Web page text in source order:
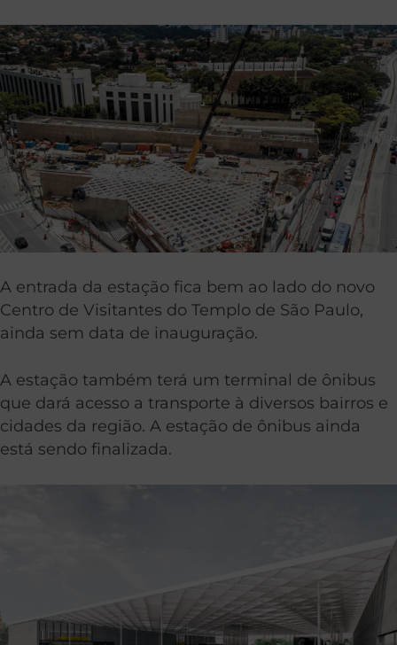
A entrada da estação fica bem ao lado do novo
Centro de Visitantes do Templo de São Paulo,
ainda sem data de inauguração.
A estação também terá um terminal de ônibus
que dará acesso a transporte à diversos bairros e
cidades da região. A estação de ônibus ainda
está sendo finalizada.